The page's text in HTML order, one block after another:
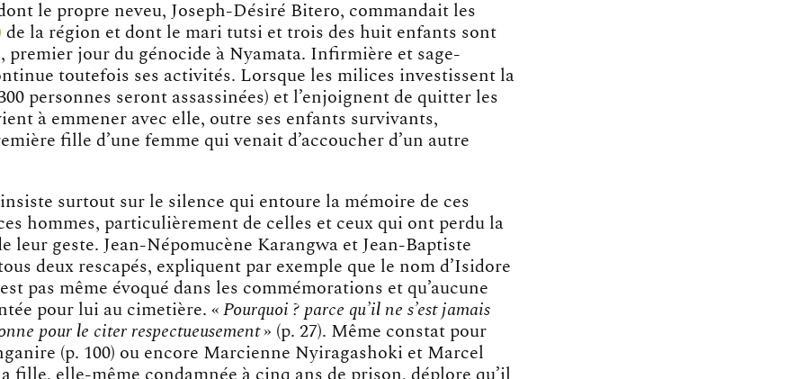
le propre neveu, Joseph-Désiré Bitero, commandait les
de la région et dont le mari tutsi et trois des huit enfants sont
premier jour du génocide à Nyamata. Infirmière et sage-
toutefois ses activités. Lorsque les milices investissent la
personnes seront assassinées) et l’enjoignent de quitter les
à emmener avec elle, outre ses enfants survivants,
fille d’une femme qui venait d’accoucher d’un autre
surtout sur le silence qui entoure la mémoire de ces
hommes, particulièrement de celles et ceux qui ont perdu la
leur geste. Jean-Népomucène Karangwa et Jean-Baptiste
deux rescapés, expliquent par exemple que le nom d’Isidore
pas même évoqué dans les commémorations et qu’aucune
pour lui au cimetière. « Pourquoi ? parce qu’il ne s’est jamais
pour le citer respectueusement» (p. 27). Même constat pour
(p. 100) ou encore Marcienne Nyiragashoki et Marcel
fille, elle-même condamnée à cinq ans de prison, déplore qu’il